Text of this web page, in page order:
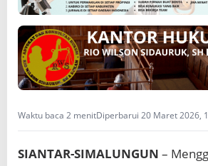
o
n
a
r
o
n
D
B
a
Waktu baca 2 menitDiperbarui 20 Maret 2026,
SIANTAR-SIMALUNGUN –